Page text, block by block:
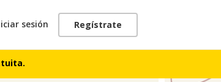
sesión Regístrate